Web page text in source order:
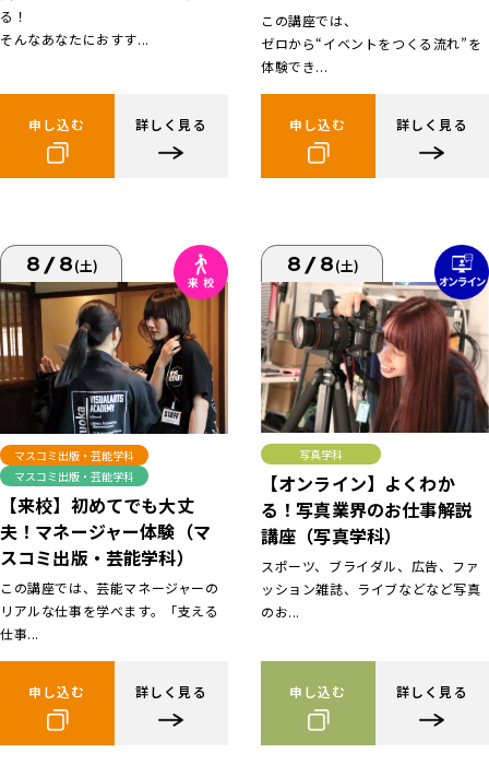
る！
そんなあなたにおすす...
申し込む 詳しく見る
この講座では、
ゼロから“イベントをつくる流れ”を
体験でき...
申し込む 詳しく見る
8/8(土)
マスコミ出版・芸能学科
マスコミ出版・芸能学科
【来校】初めてでも大丈
夫！マネージャー体験（マ
スコミ出版・芸能学科）
この講座では、芸能マネージャーの
リアルな仕事を学べます。「支える
仕事...
申し込む 詳しく見る
8/8(土)
写真学科
【オンライン】よくわか
る！写真業界のお仕事解説
講座（写真学科）
スポーツ、ブライダル、広告、ファ
ッション雑誌、ライブなどなど写真
のお...
申し込む 詳しく見る